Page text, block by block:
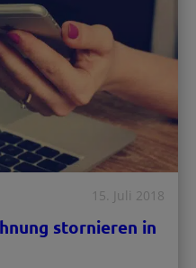
der Buchhaltung
und
15. Juli 2018
stornieren in